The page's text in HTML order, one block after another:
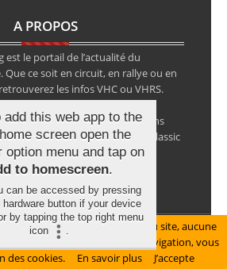
A PROPOS
est le portail de l’actualité du
ce soit en circuit, en rallye ou en
les infos VHC ou VHRS.
des épreuves ainsi que
de la voiture ancienne, sans
avec notre partenaire Classic
NewsClassicRacing, tous droits réservés
pour le bon fonctionnement du site, aucune
titre. En poursuivant votre navigation, vous
des cookies.
En savoir plus J’accepte
add this web app to the
home screen open the
option menu and tap on
to homescreen.
can be accessed by pressing
hardware button if your device
by tapping the top right menu
icon
.